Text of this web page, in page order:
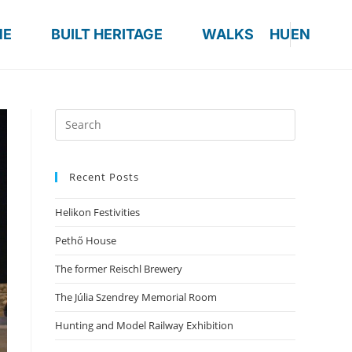
BUILT HERITAGE WALKS HUEN
Recent Posts
Helikon Festivities
Pethő House
The former Reischl Brewery
The Júlia Szendrey Memorial Room
Hunting and Model Railway Exhibition